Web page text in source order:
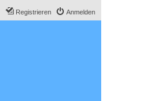
Anmelden
Registrieren